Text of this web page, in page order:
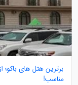
برترین هتل های
مناسب!